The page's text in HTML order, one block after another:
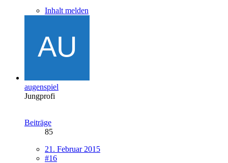
Inhalt melden
augenspiel
Jungprofi
Beiträge
85
21. Februar 2015
#16